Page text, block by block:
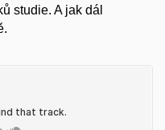
studie. A jak dál